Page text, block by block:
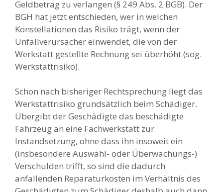
Geldbetrag zu verlangen (§ 249 Abs. 2 BGB). Der
BGH hat jetzt entschieden, wer in welchen
Konstellationen das Risiko trägt, wenn der
Unfallverursacher einwendet, die von der
Werkstatt gestellte Rechnung sei überhöht (sog.
Werkstattrisiko).
Schon nach bisheriger Rechtsprechung liegt das
Werkstattrisiko grundsätzlich beim Schädiger.
Übergibt der Geschädigte das beschädigte
Fahrzeug an eine Fachwerkstatt zur
Instandsetzung, ohne dass ihn insoweit ein
(insbesondere Auswahl- oder Überwachungs-)
Verschulden trifft, so sind die dadurch
anfallenden Reparaturkosten im Verhältnis des